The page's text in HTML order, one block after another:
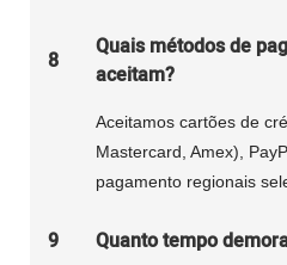
8
Quais métodos de
aceitam?
Aceitamos cartões de
Mastercard, Amex),
pagamento regionais
9 Quanto tempo